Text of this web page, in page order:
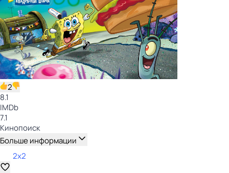
2
8.1
IMDb
7.1
Кинопоиск
Больше информации
2x2